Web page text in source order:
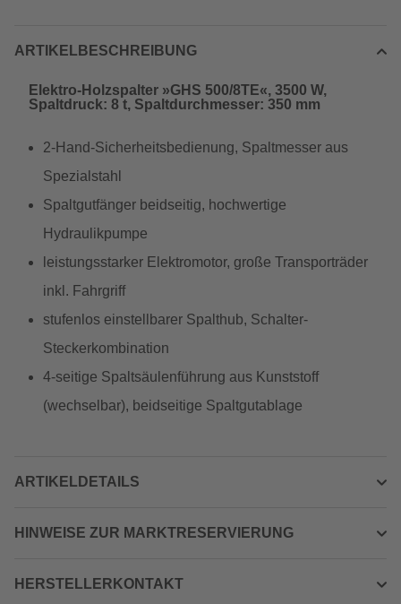
ARTIKELBESCHREIBUNG
Elektro-Holzspalter »GHS 500/8TE«, 3500 W,
Spaltdruck: 8 t, Spaltdurchmesser: 350 mm
2-Hand-Sicherheitsbedienung, Spaltmesser aus
Spezialstahl
Spaltgutfänger beidseitig, hochwertige
Hydraulikpumpe
leistungsstarker Elektromotor, große Transporträder
inkl. Fahrgriff
stufenlos einstellbarer Spalthub, Schalter-
Steckerkombination
4-seitige Spaltsäulenführung aus Kunststoff
(wechselbar), beidseitige Spaltgutablage
ARTIKELDETAILS
HINWEISE ZUR MARKTRESERVIERUNG
HERSTELLERKONTAKT